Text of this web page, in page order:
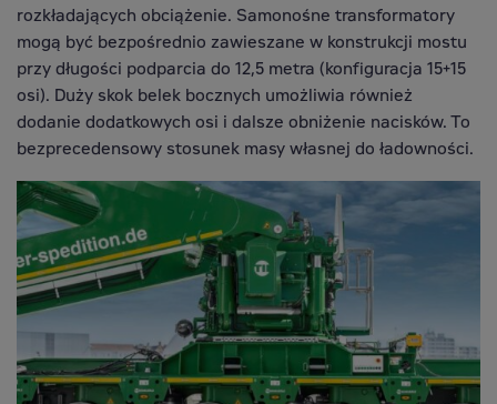
rozkładających obciążenie. Samonośne transformatory
mogą być bezpośrednio zawieszane w konstrukcji mostu
przy długości podparcia do 12,5 metra (konfiguracja 15+15
osi). Duży skok belek bocznych umożliwia również
dodanie dodatkowych osi i dalsze obniżenie nacisków. To
bezprecedensowy stosunek masy własnej do ładowności.